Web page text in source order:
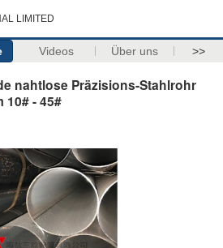
LIMITED
Videos Über uns >>
nahtlose Präzisions-Stahlrohr
- 45#